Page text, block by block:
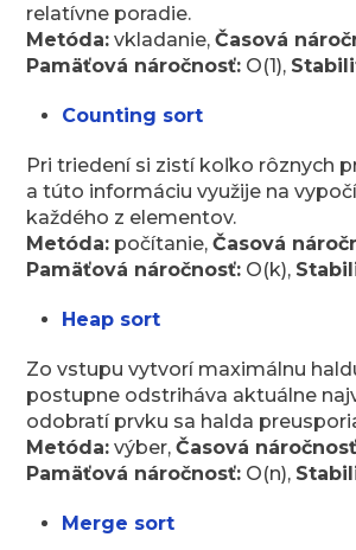
relatívne poradie.
Metóda: vkladanie,Časová
Pamäťová náročnosť: O(1),
Counting sort
Pri triedení si zistí koľko rôznych
a túto informáciu využije na
každého z elementov.
Metóda: počítanie,Časová
Pamäťová náročnosť: O(k),
Heap sort
Zo vstupu vytvorí maximálnu
postupne odstriháva aktuálne
odobratí prvku sa halda
Metóda: výber,Časová
Pamäťová náročnosť: O(n),
Merge sort